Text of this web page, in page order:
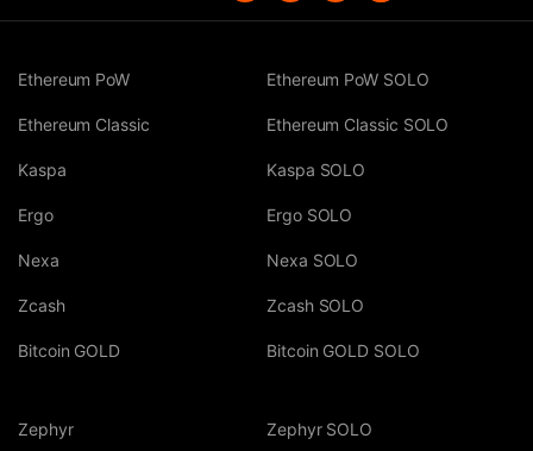
Ethereum PoW
Ethereum Classic
Kaspa
Ergo
Nexa
Zcash
Bitcoin GOLD
Ethereum PoW SOLO
Ethereum Classic SOLO
Kaspa SOLO
Ergo SOLO
Nexa SOLO
Zcash SOLO
Bitcoin GOLD SOLO
Zephyr Zephyr SOLO